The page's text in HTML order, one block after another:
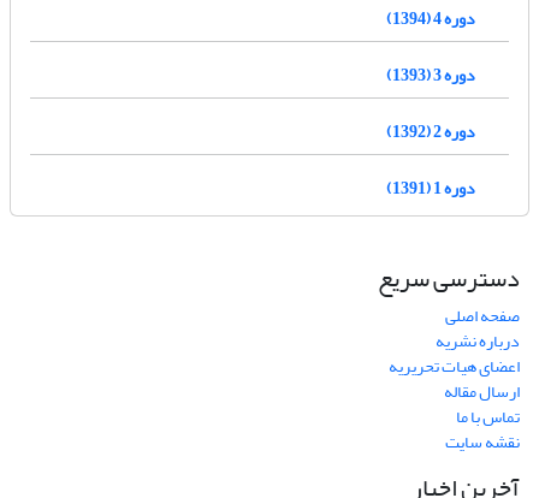
دوره 4 (1394)
دوره 3 (1393)
دوره 2 (1392)
دوره 1 (1391)
دسترسی سریع
صفحه اصلی
درباره نشریه
اعضای هیات تحریریه
ارسال مقاله
تماس با ما
نقشه سایت
آخرین اخبار